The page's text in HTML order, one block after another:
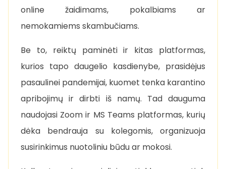
online žaidimams, pokalbiams ar
nemokamiems skambučiams.
Be to, reiktų paminėti ir kitas platformas,
kurios tapo daugelio kasdienybe, prasidėjus
pasaulinei pandemijai, kuomet tenka karantino
apribojimų ir dirbti iš namų. Tad dauguma
naudojasi Zoom ir MS Teams platformas, kurių
dėka bendrauja su kolegomis, organizuoja
susirinkimus nuotoliniu būdu ar mokosi.